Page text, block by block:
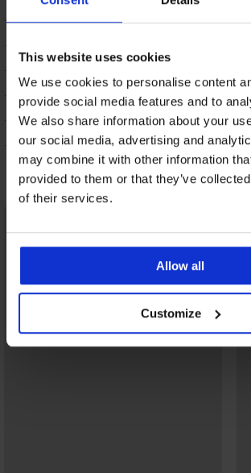
This website uses cookies
We use cookies to personalise content
provide social media features and to
We also share information about your
our social media, advertising and
may combine it with other information
provided to them or that they’ve
of their services.
Allow all
Customize
ТРАНСПОРТ И ПЛАЩАНЕ
СМЯНА
ПОДДРЪЖКА И ПРАНЕ
ЗА МАРКАТА
Може да ви